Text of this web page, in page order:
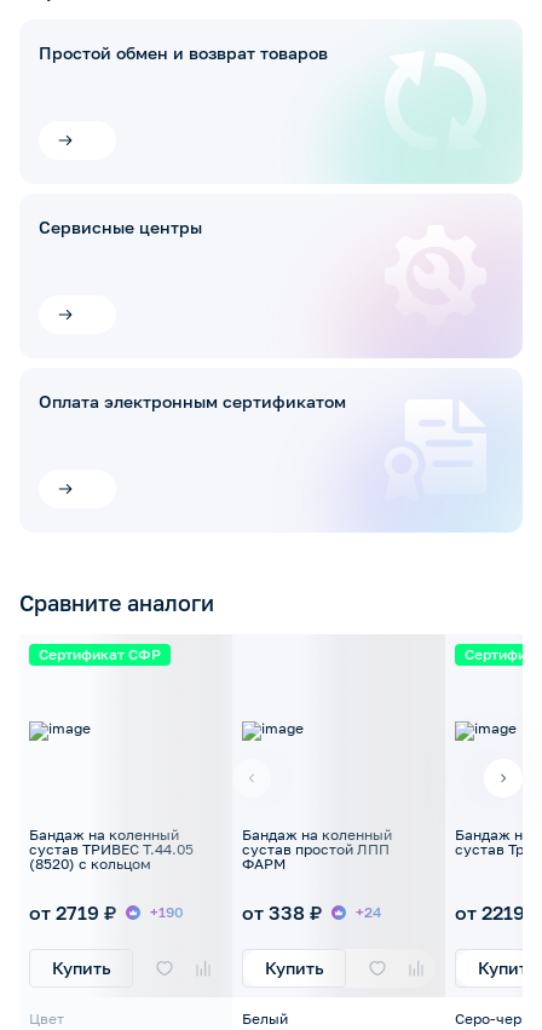
Простой обмен и возврат товаров
Сервисные центры
Оплата электронным сертификатом
Сравните аналоги
Сертификат СФР
Бандаж на коленный
сустав ТРИВЕС Т.44.05
(8520) с кольцом
от 2719 ₽ +190
Купить
Цвет
Бандаж на коленный
сустав простой ЛПП
ФАРМ
от 338 ₽ +24
Купить
Белый
Бандаж на
сустав
от 2219 ₽
Купить
Серо-